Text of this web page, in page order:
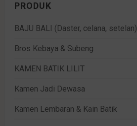
PRODUK
BAJU BALI (Daster, celana, setelan)
Bros Kebaya & Subeng
KAMEN BATIK LILIT
Kamen Jadi Dewasa
Kamen Lembaran & Kain Batik